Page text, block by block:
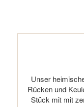
Unser
Rücken und
Stück mit mit